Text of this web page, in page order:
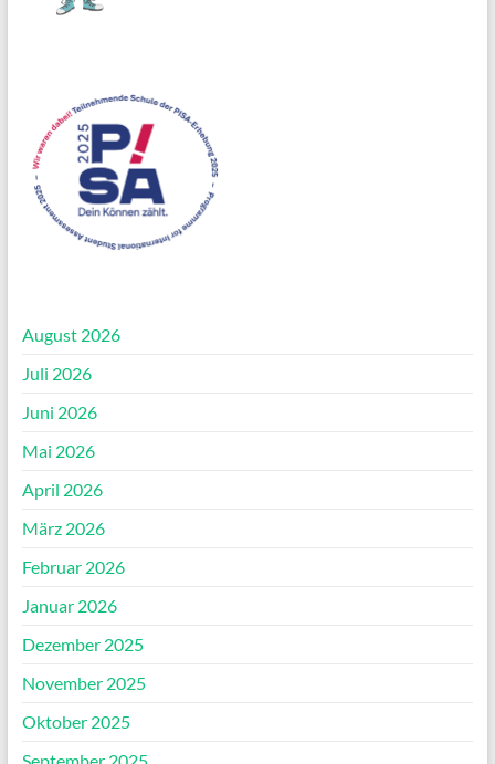
August 2026
Juli 2026
Juni 2026
Mai 2026
April 2026
März 2026
Februar 2026
Januar 2026
Dezember 2025
November 2025
Oktober 2025